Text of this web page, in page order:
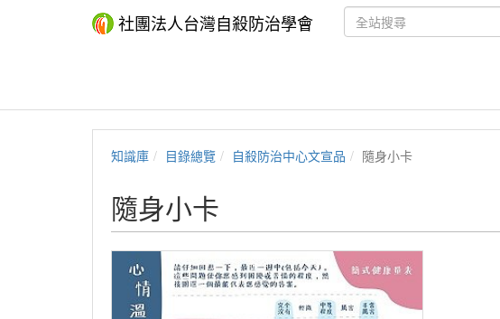
社團法人台灣自殺防治學會
知識庫 目錄總覽 自殺防治中心文宣品 隨身小卡
隨身小卡